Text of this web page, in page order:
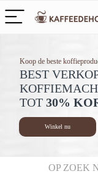
BEST
TOT 30%
Koop de beste
Winkel nu
OP ZOEK